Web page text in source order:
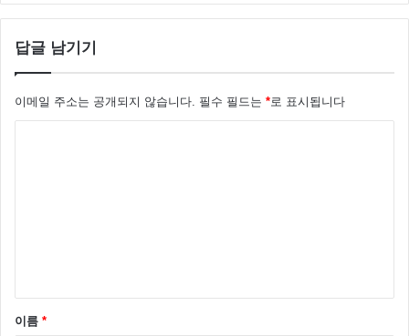
미 공개를 했었네” 라는 반응을 보이고 있습니다.
답글 남기기
이메일 주소는 공개되지 않습니다. 필수 필드는 *로 표시됩니다
이름 *